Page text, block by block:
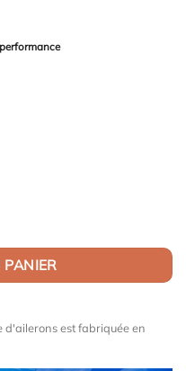
GT-Race Type 2 (138
PANIER
est fabriquée en